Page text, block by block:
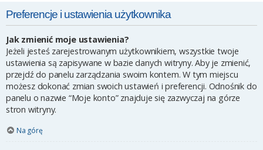
Preferencje i ustawienia użytkownika
Jak zmienić moje ustawienia?
Jeżeli jesteś zarejestrowanym użytkownikiem, wszystkie twoje
ustawienia są zapisywane w bazie danych witryny. Aby je zmienić,
przejdź do panelu zarządzania swoim kontem. W tym miejscu
możesz dokonać zmian swoich ustawień i preferencji. Odnośnik do
panelu o nazwie “Moje konto” znajduje się zazwyczaj na górze
stron witryny.
Na górę